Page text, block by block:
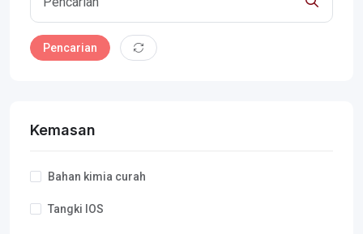
Pencarian
Kemasan
Bahan kimia curah
Tangki IOS